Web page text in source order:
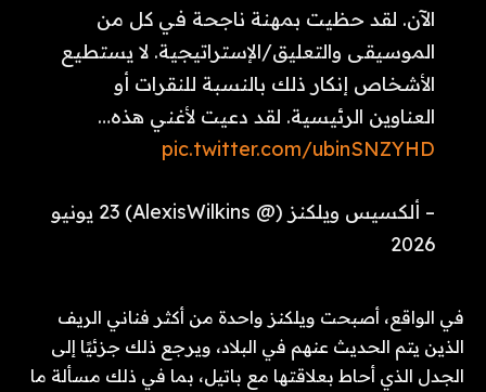
الآن. لقد حظيت بمهنة ناجحة في كل من
الموسيقى والتعليق/الإستراتيجية. لا يستطيع
الأشخاص إنكار ذلك بالنسبة للنقرات أو
العناوين الرئيسية. لقد دعيت لأغني هذه…
pic.twitter.com/ubinSNZYHD
– ألكسيس ويلكنز (@ AlexisWilkins) 23 يونيو
2026
في الواقع، أصبحت ويلكنز واحدة من أكثر فناني الريف
الذين يتم الحديث عنهم في البلاد، ويرجع ذلك جزئيًا إلى
الجدل الذي أحاط بعلاقتها مع باتيل، بما في ذلك مسألة ما